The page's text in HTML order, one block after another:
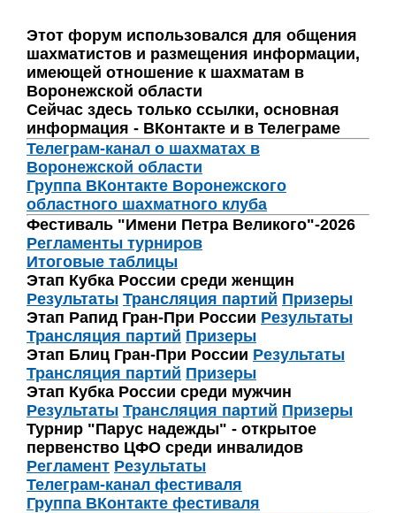
Этот форум использовался для общения
шахматистов и размещения информации,
имеющей отношение к шахматам в
Воронежской области
Сейчас здесь только ссылки, основная
информация - ВКонтакте и в Телеграме
Телеграм-канал о шахматах в
Воронежской области
Группа ВКонтакте Воронежского
областного шахматного клуба
Фестиваль "Имени Петра Великого"-2026
Регламенты турниров
Итоговые таблицы
Этап Кубка России среди женщин
Результаты Трансляция партий Призеры
Этап Рапид Гран-При России Результаты
Трансляция партий Призеры
Этап Блиц Гран-При России Результаты
Трансляция партий Призеры
Этап Кубка России среди мужчин
Результаты Трансляция партий Призеры
Турнир "Парус надежды" - открытое
первенство ЦФО среди инвалидов
Регламент Результаты
Телеграм-канал фестиваля
Группа ВКонтакте фестиваля